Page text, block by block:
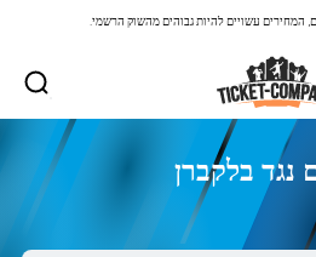
המחירים עשויים להיות גבוהים מהשוק הרשמי.
בלקברן